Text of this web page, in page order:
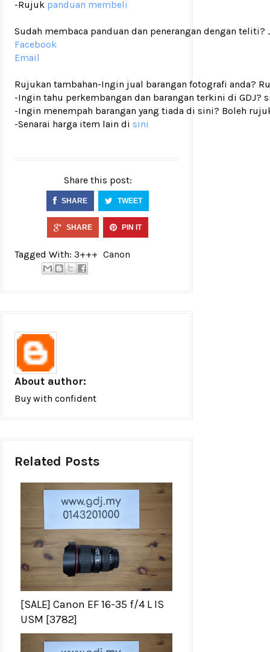
-Rujuk panduan membeli
Sudah membaca panduan dan penerangan dengan
Facebook
Email
Rujukan tambahan-Ingin jual barangan fotografi anda?
-Ingin tahu perkembangan dan barangan terkini di GDJ?
-Ingin menempah barangan yang tiada di sini? Boleh
-Senarai harga item lain di sini
Share this post:
SHARE TWEET
SHARE PIN IT
Tagged With: 3+++ Canon
About author:
Buy with confident
Related Posts
[SALE] Canon EF 16-35 f/4 L IS
USM [3782]